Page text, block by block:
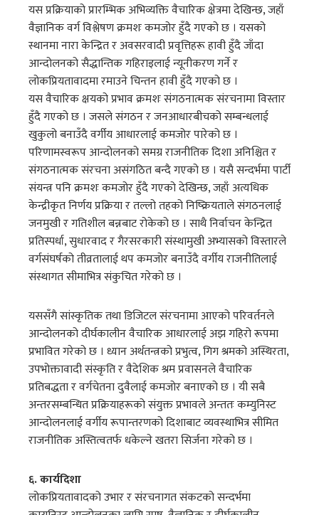
यस प्रक्रियाको प्रारम्भिक अभिव्यक्ति वैचारिक क्षेत्रमा देखिन्छ, जहाँ
वैज्ञानिक वर्ग विश्लेषण क्रमशः कमजोर हुँदै गएको छ । यसको
स्थानमा नारा केन्द्रित र अवसरवादी प्रवृत्तिहरू हावी हुँदै जाँदा
आन्दोलनको सैद्धान्तिक गहिराइलाई न्यूनीकरण गर्ने र
लोकप्रियतावादमा रमाउने चिन्तन हावी हुँदै गएको छ ।
यस वैचारिक क्षयको प्रभाव क्रमशः संगठनात्मक संरचनामा विस्तार
हुँदै गएको छ । जसले संगठन र जनआधारबीचको सम्बन्धलाई
खुकुलो बनाउँदै वर्गीय आधारलाई कमजोर पारेको छ ।
परिणामस्वरूप आन्दोलनको समग्र राजनीतिक दिशा अनिश्चित र
संगठनात्मक संरचना असंगठित बन्दै गएको छ । यसै सन्दर्भमा पार्टी
संयन्त्र पनि क्रमशः कमजोर हुँदै गएको देखिन्छ, जहाँ अत्यधिक
केन्द्रीकृत निर्णय प्रक्रिया र तल्लो तहको निष्क्रियताले संगठनलाई
जनमुखी र गतिशील बन्नबाट रोकेको छ । साथै निर्वाचन केन्द्रित
प्रतिस्पर्धा, सुधारवाद र गैरसरकारी संस्थामुखी अभ्यासको विस्तारले
वर्गसंघर्षको तीव्रतालाई थप कमजोर बनाउँदै वर्गीय राजनीतिलाई
संस्थागत सीमाभित्र संकुचित गरेको छ ।
यससँगै सांस्कृतिक तथा डिजिटल संरचनामा आएको परिवर्तनले
आन्दोलनको दीर्घकालीन वैचारिक आधारलाई अझ गहिरो रूपमा
प्रभावित गरेको छ । ध्यान अर्थतन्त्रको प्रभुत्व, गिग श्रमको अस्थिरता,
उपभोक्तावादी संस्कृति र वैदेशिक श्रम प्रवासनले वैचारिक
प्रतिबद्धता र वर्गचेतना दुवैलाई कमजोर बनाएको छ । यी सबै
अन्तरसम्बन्धित प्रक्रियाहरूको संयुक्त प्रभावले अन्ततः कम्युनिस्ट
आन्दोलनलाई वर्गीय रूपान्तरणको दिशाबाट व्यवस्थाभित्र सीमित
राजनीतिक अस्तित्वतर्फ धकेल्ने खतरा सिर्जना गरेको छ ।
६. कार्यदिशा
लोकप्रियतावादको उभार र संरचनागत संकटको सन्दर्भमा